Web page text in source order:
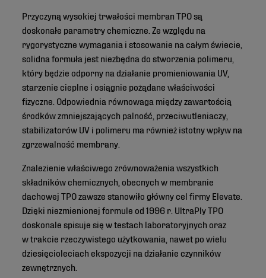
Przyczyną wysokiej trwałości membran TPO są
doskonałe parametry chemiczne. Ze względu na
rygorystyczne wymagania i stosowanie na całym świecie,
solidna formuła jest niezbędna do stworzenia polimeru,
który będzie odporny na działanie promieniowania UV,
starzenie cieplne i osiągnie pożądane właściwości
fizyczne. Odpowiednia równowaga między zawartością
środków zmniejszających palność, przeciwutleniaczy,
stabilizatorów UV i polimeru ma również istotny wpływ na
zgrzewalność membrany.
Znalezienie właściwego zrównoważenia wszystkich
składników chemicznych, obecnych w membranie
dachowej TPO zawsze stanowiło główny cel firmy Elevate.
Dzięki niezmienionej formule od 1996 r. UltraPly TPO
doskonale spisuje się w testach laboratoryjnych oraz
w trakcie rzeczywistego użytkowania, nawet po wielu
dziesięcioleciach ekspozycji na działanie czynników
zewnętrznych.